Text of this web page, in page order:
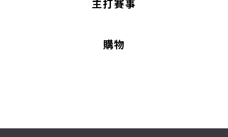
主打賽事
購物